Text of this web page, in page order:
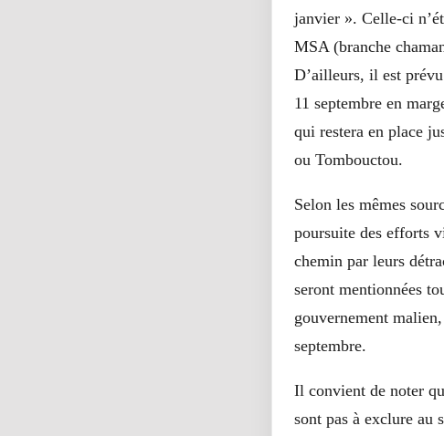
janvier ». Celle-ci
MSA (branche
D’ailleurs, il est
11 septembre en
qui restera en place
ou Tombouctou.
Selon les mêmes
poursuite des efforts
chemin par leurs
seront mentionnées
gouvernement
septembre.
Il convient de noter
sont pas à exclure au